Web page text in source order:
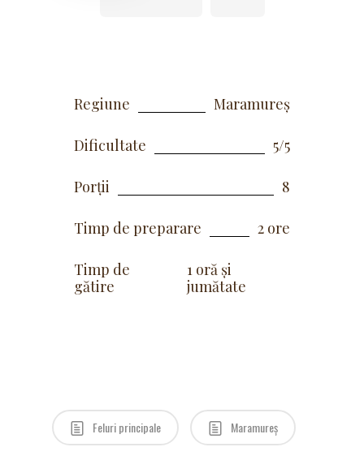
Regiune Maramureș
Dificultate 5/5
Porții 8
Timp de preparare 2 ore
Timp de
gătire
1 oră și
jumătate
Feluri principale Maramureș